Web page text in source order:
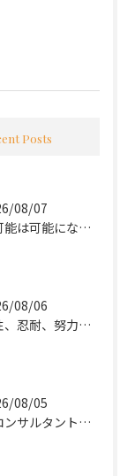
Posts
08/07
『不可能は可能になる』
08/06
『根性、忍耐、努力という言葉は死語なのか』
08/05
経営コンサルタントのモーちゃん・毛利京申です。